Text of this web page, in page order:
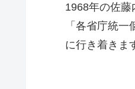
1968年の佐藤
「各省庁統一個
に行き着きます